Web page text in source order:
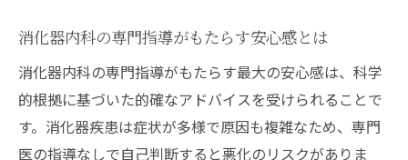
説
消化器内科と他科との違いを知るポイント
消化器内科が注目する最新の生活習慣対策
口コミで話題の消化器内科の生活アドバイ
消化器内科の専門指導がもたらす安心感とは
消化器内科の専門指導がもたらす最大の安心感は、科学
的根拠に基づいた的確なアドバイスを受けられることで
す。消化器疾患は症状が多様で原因も複雑なため、専門
医の指導なしで自己判断すると悪化のリスクがありま